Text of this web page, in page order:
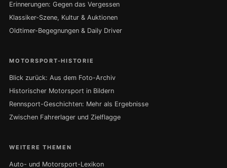
Erinnerungen: Gegen das Vergessen
Klassiker-Szene, Kultur & Auktionen
Oldtimer-Begegnungen & Daily Driver
MOTORSPORT-HISTORIE
Blick zurück: Aus dem Foto-Archiv
Historischer Motorsport in Bildern
Rennsport-Geschichten: Mehr als Ergebnisse
Zwischen Fahrerlager und Zielflagge
WEITERE THEMEN
Auto- und Motorsport-Lexikon